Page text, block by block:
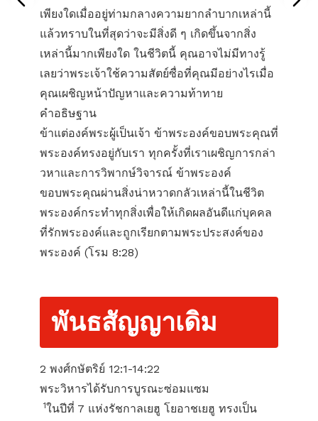
เพียงใดเมื่ออยู่ท่ามกลางความยากลำบากเหล่านี้
แล้วทราบในที่สุดว่าจะมีสิ่งดี ๆ เกิดขึ้นจากสิ่ง
เหล่านี้มากเพียงใด ในชีวิตนี้ คุณอาจไม่มีทางรู้
เลยว่าพระเจ้าใช้ความสัตย์ซื่อที่คุณมีอย่างไรเมื่อ
คุณเผชิญหน้าปัญหาและความท้าทาย
คำอธิษฐาน
ข้าแต่องค์พระผู้เป็นเจ้า ข้าพระองค์ขอบพระคุณที่
พระองค์ทรงอยู่กับเรา ทุกครั้งที่เราเผชิญการกล่า
วหาและการวิพากษ์วิจารณ์ ข้าพระองค์
ขอบพระคุณผ่านสิ่งน่าหวาดกลัวเหล่านี้ในชีวิต
พระองค์กระทำทุกสิ่งเพื่อให้เกิดผลอันดีแก่บุคคล
ที่รักพระองค์และถูกเรียกตามพระประสงค์ของ
พระองค์ (โรม 8:28)
พันธสัญญาเดิม
2 พงศ์กษัตริย์ 12:1-14:22
พระวิหารได้รับการบูรณะซ่อมแซม
1ในปีที่ 7 แห่งรัชกาลเยฮู โยอาชเยฮู ทรงเป็น